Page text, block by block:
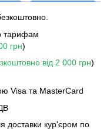
тарифам
грн)
від 2 000 грн)
Visa та MasterCard
доставки кур'єром по